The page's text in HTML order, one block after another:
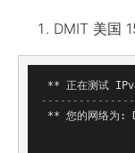
DMIT 美国
** 您的网络为: